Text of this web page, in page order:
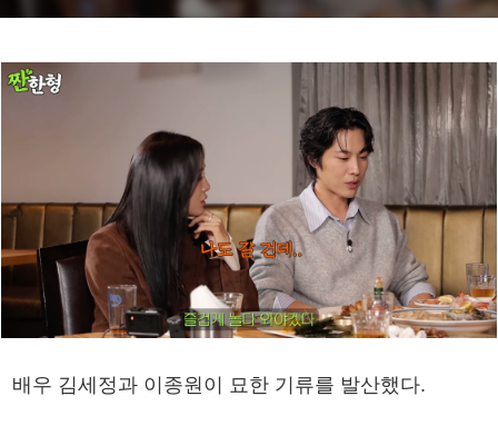
배우 김세정과 이종원이 묘한 기류를 발산했다.